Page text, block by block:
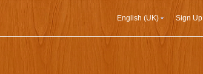
English (UK) Sign Up